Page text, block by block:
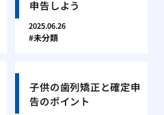
申告しよう
2025.06.26
未分類
子供の歯列矯正と確定申
告のポイント